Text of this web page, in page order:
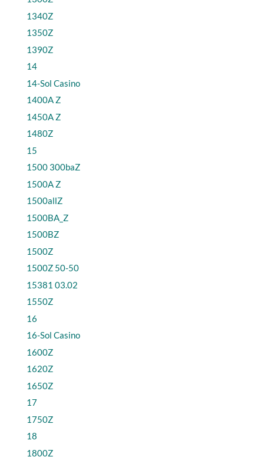
1340Z
1350Z
1390Z
14
14-Sol Casino
1400A Z
1450A Z
1480Z
15
1500 300baZ
1500A Z
1500allZ
1500BA_Z
1500BZ
1500Z
1500Z 50-50
15381 03.02
1550Z
16
16-Sol Casino
1600Z
1620Z
1650Z
17
1750Z
18
1800Z